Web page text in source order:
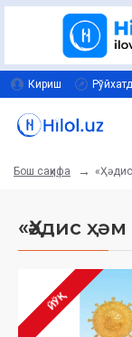
Кириш
Бош саҳифа
«Ҳәдис
ЙЎҚ